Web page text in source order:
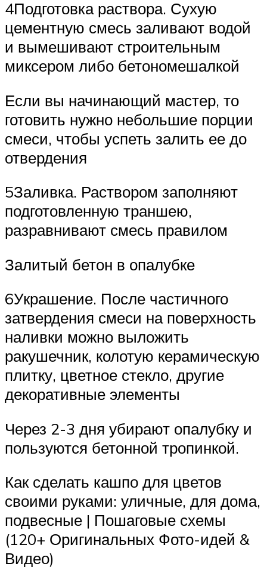
4Подготовка раствора. Сухую
цементную смесь заливают водой
и вымешивают строительным
миксером либо бетономешалкой
Если вы начинающий мастер, то
готовить нужно небольшие порции
смеси, чтобы успеть залить ее до
отвердения
5Заливка. Раствором заполняют
подготовленную траншею,
разравнивают смесь правилом
Залитый бетон в опалубке
6Украшение. После частичного
затвердения смеси на поверхность
наливки можно выложить
ракушечник, колотую керамическую
плитку, цветное стекло, другие
декоративные элементы
Через 2-3 дня убирают опалубку и
пользуются бетонной тропинкой.
Как сделать кашпо для цветов
своими руками: уличные, для дома,
подвесные | Пошаговые схемы
(120+ Оригинальных Фото-идей &
Видео)